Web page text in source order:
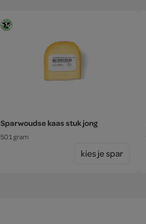
Sparwoudse kaas stuk jong
501 gram
kies je spar